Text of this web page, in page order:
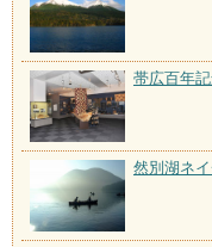
帯広百年
然別湖ネ